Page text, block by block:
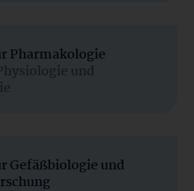
Pharmakologie
und
Gefäßbiologie und